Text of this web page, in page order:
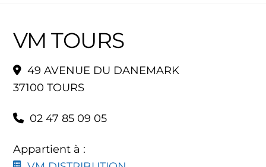
VM TOURS
49 AVENUE DU DANEMARK
37100 TOURS
02 47 85 09 05
Appartient à :